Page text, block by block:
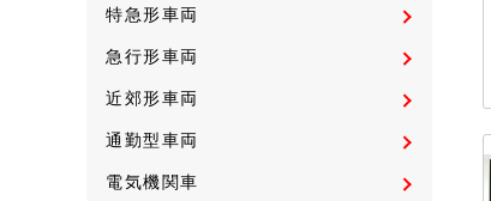
特急形車両
急行形車両
近郊形車両
通勤型車両
電気機関車